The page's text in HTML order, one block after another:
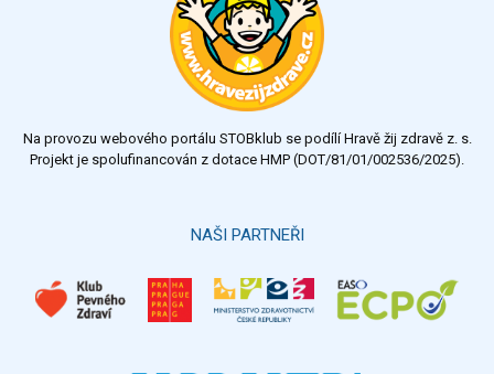
Výsledky Všechny ankety
Na provozu webového portálu STOBklub se podílí Hravě žij zdravě z. s.
Projekt je spolufinancován z dotace HMP (DOT/81/01/002536/2025).
NAŠI PARTNEŘI